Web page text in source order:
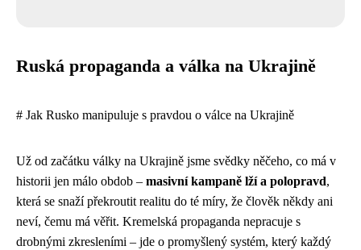
Ruská propaganda a válka na Ukrajině
# Jak Rusko manipuluje s pravdou o válce na Ukrajině
Už od začátku války na Ukrajině jsme svědky něčeho, co má v
historii jen málo obdob – masivní kampaně lží a polopravd,
která se snaží překroutit realitu do té míry, že člověk někdy ani
neví, čemu má věřit. Kremelská propaganda nepracuje s
drobnými zkresleními – jde o promyšlený systém, který každý